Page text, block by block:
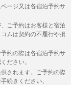
ージ又は各宿泊予約サ
ご予約はお客様と宿泊
ムは契約の不履行や損
約の際は各宿泊予約サ
ださい。
されます。ご予約の際
続きください。